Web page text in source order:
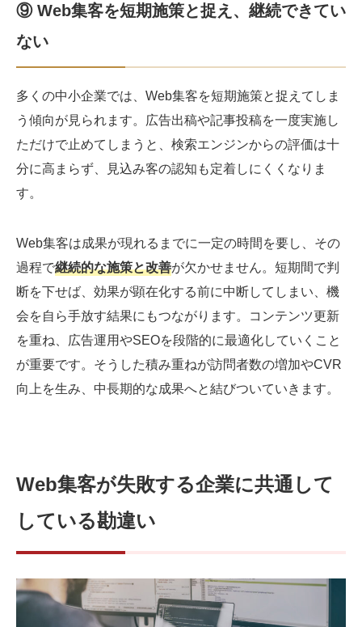
⑨ Web集客を短期施策と捉え、継続できてい
ない
多くの中小企業では、Web集客を短期施策と捉えてしま
う傾向が見られます。広告出稿や記事投稿を一度実施し
ただけで止めてしまうと、検索エンジンからの評価は十
分に高まらず、見込み客の認知も定着しにくくなりま
す。
Web集客は成果が現れるまでに一定の時間を要し、その
過程で継続的な施策と改善が欠かせません。短期間で判
断を下せば、効果が顕在化する前に中断してしまい、機
会を自ら手放す結果にもつながります。コンテンツ更新
を重ね、広告運用やSEOを段階的に最適化していくこと
が重要です。そうした積み重ねが訪問者数の増加やCVR
向上を生み、中長期的な成果へと結びついていきます。
Web集客が失敗する企業に共通して
している勘違い